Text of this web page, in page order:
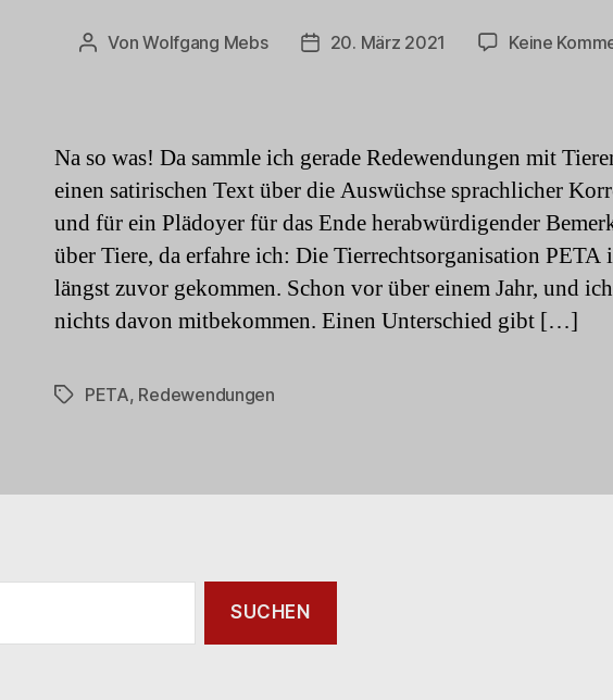
Beitragsautor
VonWolfgang Mebs Beitragsdatum
20. März 2021 Keine
Na so was! Da sammle ich gerade Redewendungen mit
einen satirischen Text über die Auswüchse sprachlicher
und für ein Plädoyer für das Ende herabwürdigender
über Tiere, da erfahre ich: Die Tierrechtsorganisation PETA
längst zuvor gekommen. Schon vor über einem Jahr, und
nichts davon mitbekommen. Einen Unterschied gibt […]
Schlagwörter
PETA, Redewendungen